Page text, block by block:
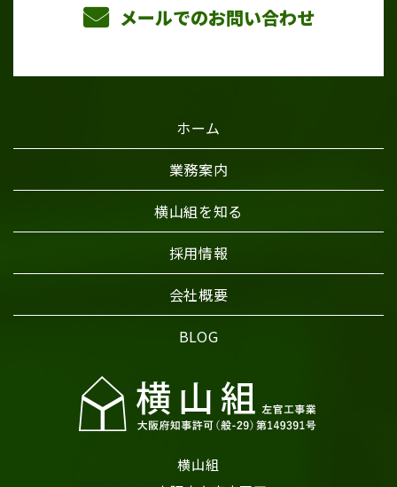
メールでのお問い合わせ
ホーム
業務案内
横山組を知る
採用情報
会社概要
BLOG
横山組